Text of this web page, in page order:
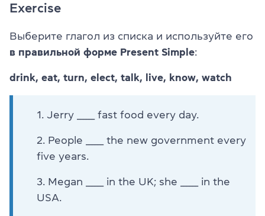
Exercise
Выберите глагол из списка и используйте его
в правильной форме Present Simple:
drink, eat, turn, elect, talk, live, know, watch
Jerry ______ fast food every day.
People ______ the new government every
five years.
Megan ______ in the UK; she ______ in the
USA.